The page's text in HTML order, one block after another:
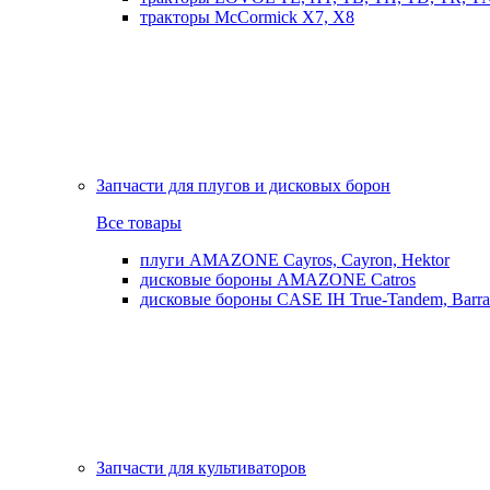
тракторы McCormick X7, X8
Запчасти для плугов и дисковых борон
Все товары
плуги AMAZONE Cayros, Cayron, Hektor
дисковые бороны AMAZONE Catros
дисковые бороны CASE IH True-Tandem,
Запчасти для культиваторов